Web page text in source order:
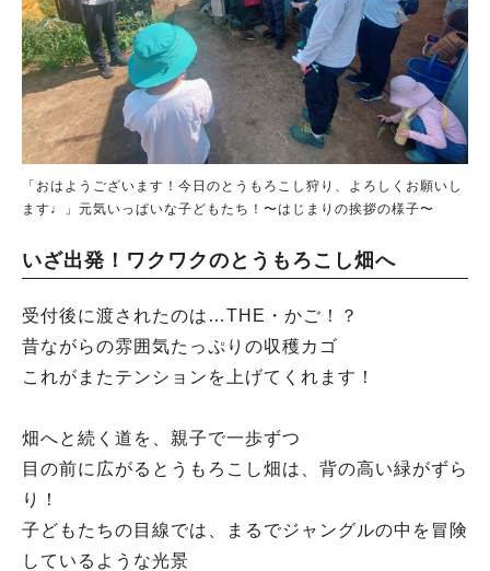
「おはようございます！今日のとうもろこし狩り、よろしくお願いし
ます♩」元気いっぱいな子どもたち！〜はじまりの挨拶の様子〜
いざ出発！ワクワクのとうもろこし畑へ
受付後に渡されたのは…THE・かご！？
昔ながらの雰囲気たっぷりの収穫カゴ
これがまたテンションを上げてくれます！
畑へと続く道を、親子で一歩ずつ
目の前に広がるとうもろこし畑は、背の高い緑がずら
り！
子どもたちの目線では、まるでジャングルの中を冒険
しているような光景